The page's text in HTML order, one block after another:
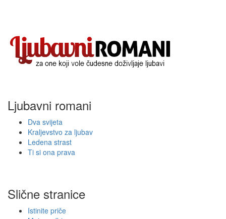
Ljubavni romani
Dva svijeta
Kraljevstvo za ljubav
Ledena strast
Ti si ona prava
Slične stranice
Istinite priče